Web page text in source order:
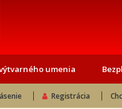
umenia
Registrácia